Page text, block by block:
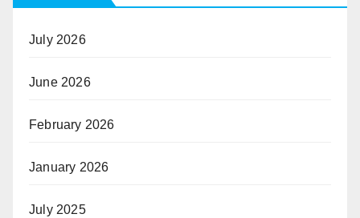
July 2026
June 2026
February 2026
January 2026
July 2025